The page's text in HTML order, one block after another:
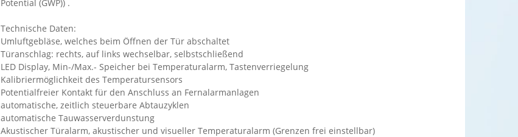
Potential (GWP)) .
Technische Daten:
Umluftgebläse, welches beim Öffnen der Tür abschaltet
Türanschlag: rechts, auf links wechselbar, selbstschließend
LED Display, Min-/Max.- Speicher bei Temperaturalarm, Tastenverriegelung
Kalibriermöglichkeit des Temperatursensors
Potentialfreier Kontakt für den Anschluss an Fernalarmanlagen
automatische, zeitlich steuerbare Abtauzyklen
automatische Tauwasserverdunstung
Akustischer Türalarm, akustischer und visueller Temperaturalarm (Grenzen frei einstellbar)